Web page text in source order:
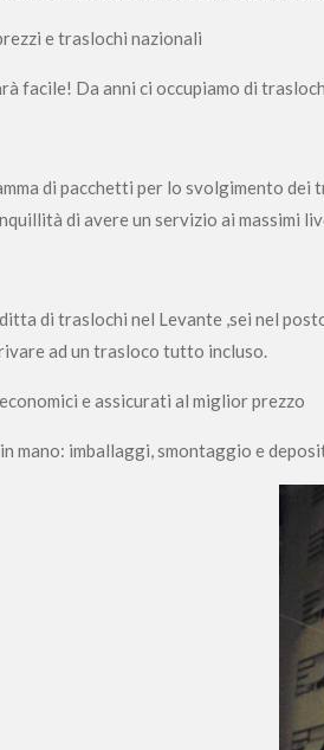
e traslochi nazionali
facile! Da anni ci occupiamo di
di pacchetti per lo svolgimento
di avere un servizio ai massimi
di traslochi nel Levante ,sei nel
ad un trasloco tutto incluso.
e assicurati al miglior prezzo
mano: imballaggi, smontaggio e